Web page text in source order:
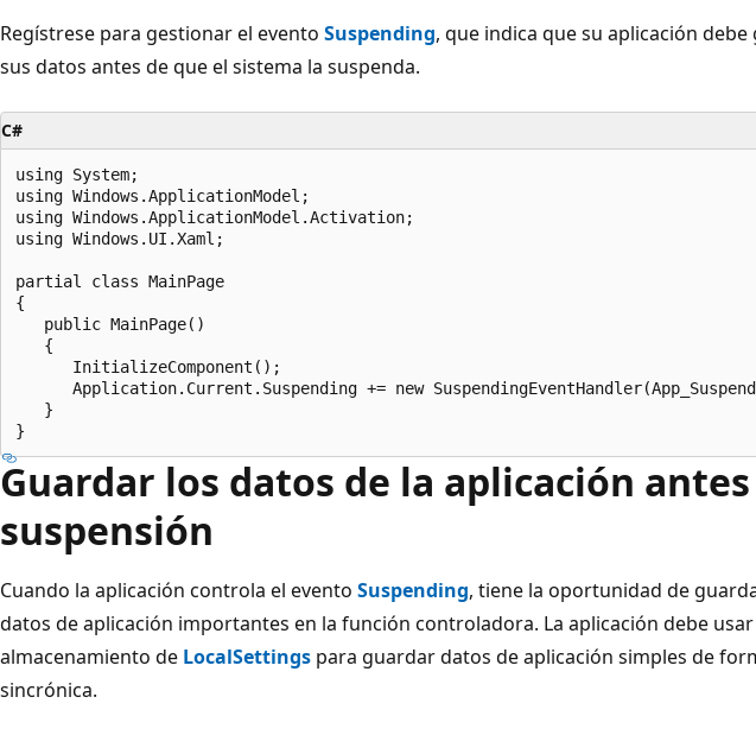
Regístrese para gestionar el evento Suspending, que indica que su aplicación
sus datos antes de que el sistema la suspenda.
C#
using System;
using Windows.ApplicationModel;
using Windows.ApplicationModel.Activation;
using Windows.UI.Xaml;
partial class MainPage
{
   public MainPage()
   {
      InitializeComponent();
Application.Current.Suspending += new
   }
Guardar los datos de la aplicación
suspensión
Cuando la aplicación controla el evento Suspending, tiene la oportunidad de
datos de aplicación importantes en la función controladora. La aplicación debe usar
almacenamiento de LocalSettings para guardar datos de aplicación simples de
sincrónica.